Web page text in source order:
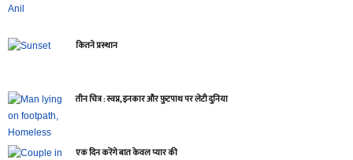
कितने प्रस्थान
तीन चित्र : स्वप्न, इनकार और फ़ुटपाथ पर लेटी दुनिया
एक दिन करेंगे बात केवल प्यार की